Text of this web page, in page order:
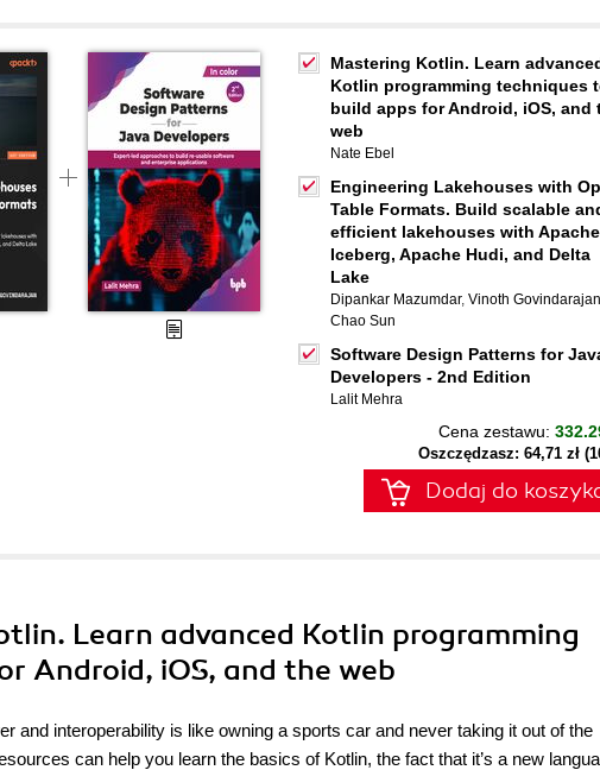
Mastering Kotlin. Learn
Kotlin programming techniques
build apps for Android, iOS, and
web
Nate Ebel
Engineering Lakehouses with
Table Formats. Build scalable
efficient lakehouses with Apache
Iceberg, Apache Hudi, and Delta
Lake
Dipankar Mazumdar, Vinoth Govindarajan
Chao Sun
Software Design Patterns for
Developers - 2nd Edition
Lalit Mehra
Cena zestawu:
Oszczędzasz: 64,71 zł
Dodaj do
Learn advanced Kotlin programming
Android, iOS, and the web
and interoperability is like owning a sports car and never taking it out of the
can help you learn the basics of Kotlin, the fact that it’s a new